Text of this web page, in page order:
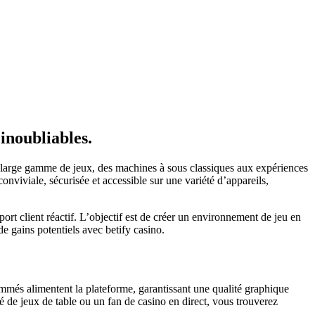
gamme de jeux, des machines à sous classiques aux expériences
sécurisée et accessible sur une variété d’appareils,
client réactif. L’objectif est de créer un environnement de jeu en
gains potentiels avec betify casino.
alimentent la plateforme, garantissant une qualité graphique
de jeux de table ou un fan de casino en direct, vous trouverez